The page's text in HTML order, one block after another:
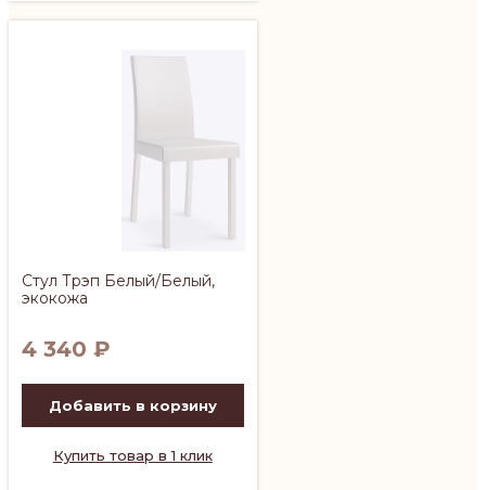
Стул Трэп Белый/Белый,
экокожа
4 340 ₽
Добавить в корзину
Купить товар в 1 клик